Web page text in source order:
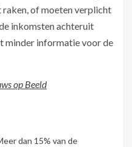
of moeten verplicht
inkomsten achteruit
minder informatie voor de
op Beeld
dan 15% van de